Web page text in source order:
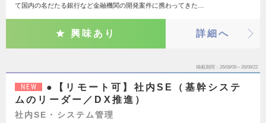
て国内の名だたる銀行など金融機関の開発案件に携わってきた…
興味あり 詳細へ
掲載期間 26/08/09～26/08/22
NEW
●【リモート可】社内SE（基幹システ
ムのリーダー／DX推進）
社内SE・システム管理